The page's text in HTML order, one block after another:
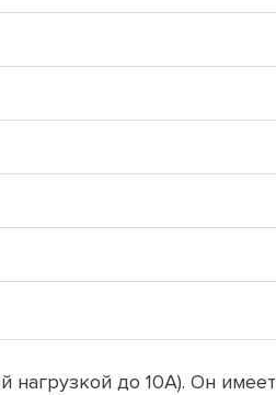
нагрузкой до 10А). Он имеет